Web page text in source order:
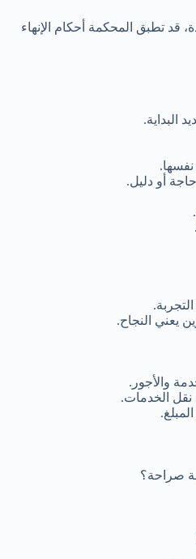
قد تطبق المحكمة أحكام الإنهاء
البداية.
نفسها.
يعني النجاح.
والأجور.
الخدمات.
صراحة؟